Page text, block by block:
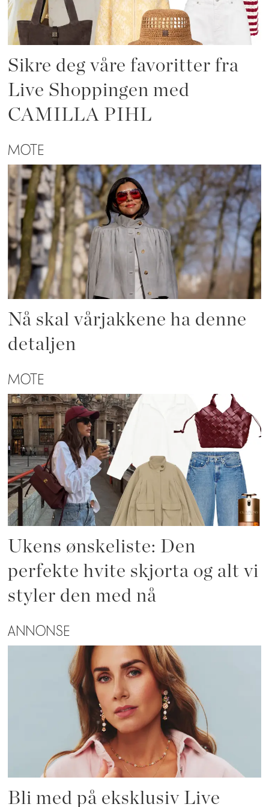
Sikre deg våre favoritter fra
Live Shoppingen med
CAMILLA PIHL
MOTE
Nå skal vårjakkene ha denne
detaljen
MOTE
Ukens ønskeliste: Den
perfekte hvite skjorta og alt vi
styler den med nå
ANNONSE
Bli med på eksklusiv Live